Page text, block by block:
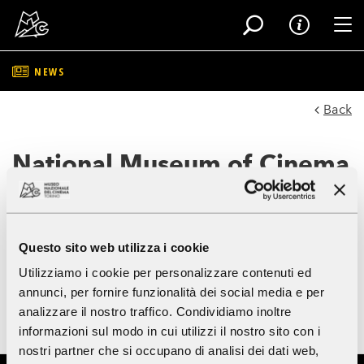
Questo sito web utilizza i cookie
Utilizziamo i cookie per personalizzare contenuti ed
annunci, per fornire funzionalità dei social media e per
analizzare il nostro traffico. Condividiamo inoltre
informazioni sul modo in cui utilizzi il nostro sito con i
nostri partner che si occupano di analisi dei dati web,
Skip
NEWS
Back
National Museum of Cinema
early closing
Wednesday 4th June, 2025
Antonelliana
Wednesday 4th June, 2025theNational Museum of
Cinema will close early at 17.00- last admission at 16.00.